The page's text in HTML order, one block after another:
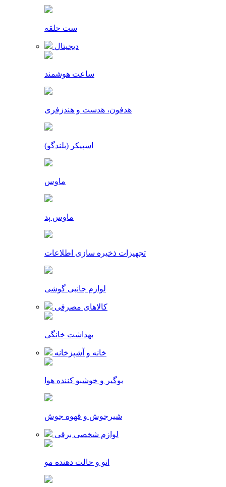
ست حلقه
دیجیتال
ساعت هوشمند
هدفون، هدست و هندزفری
اسپیکر (بلندگو)
ماوس
ماوس پد
تجهیزات ذخیره سازی اطلاعات
لوازم جانبی گوشی
کالاهای مصرفی
بهداشت خانگی
خانه و آشپزخانه
بوگیر و خوشبو کننده هوا
شیرجوش و قهوه جوش
لوازم شخصی برقی
اتو و حالت دهنده مو